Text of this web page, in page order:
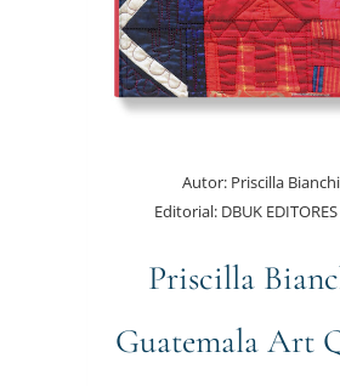
Autor:Priscilla Bianchi
Editorial: DBUK
Priscilla
Guatemala Art